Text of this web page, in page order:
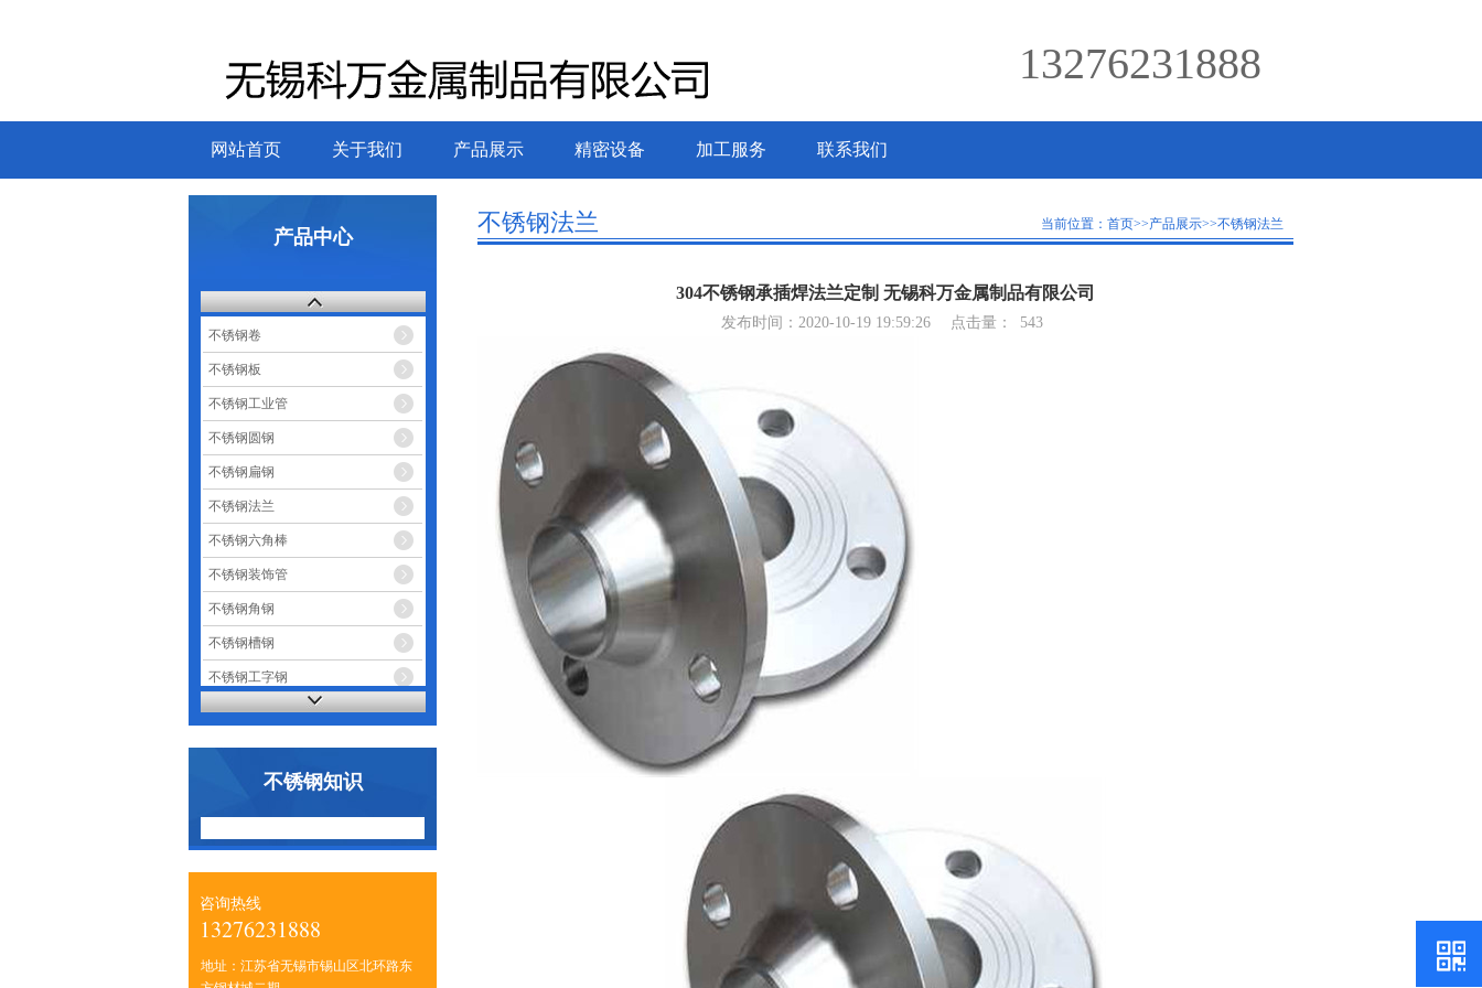
13276231888
网站首页 关于我们 产品展示 精密设备 加工服务 联系我们
产品中心
不锈钢卷
不锈钢板
不锈钢工业管
不锈钢圆钢
不锈钢扁钢
不锈钢法兰
不锈钢六角棒
不锈钢装饰管
不锈钢角钢
不锈钢槽钢
不锈钢工字钢
不锈钢知识
咨询热线
13276231888
地址：江苏省无锡市锡山区北环路东
不锈钢法兰 当前位置： 首页>>产品展示>>不锈钢法兰
304不锈钢承插焊法兰定制 无锡科万金属制品有限公司
发布时间：2020-10-19 19:59:26 点击量： 543